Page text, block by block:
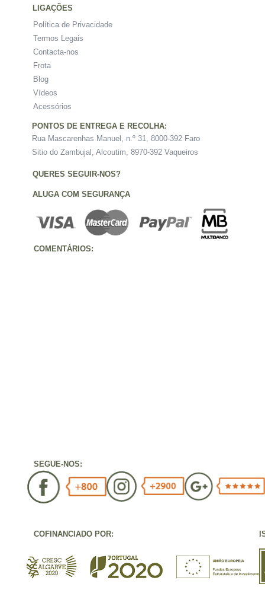
LIGAÇÕES
Política de Privacidade
Termos Legais
Contacta-nos
Frota
Blog
Vídeos
Acessórios
PONTOS DE ENTREGA E RECOLHA:
Rua Mascarenhas Manuel, n.º 31, 8000-392 Faro
Sitio do Zambujal, Alcoutim, 8970-392 Vaqueiros
QUERES SEGUIR-NOS?
ALUGA COM SEGURANÇA
COMENTÁRIOS:
SEGUE-NOS:
COFINANCIADO POR: